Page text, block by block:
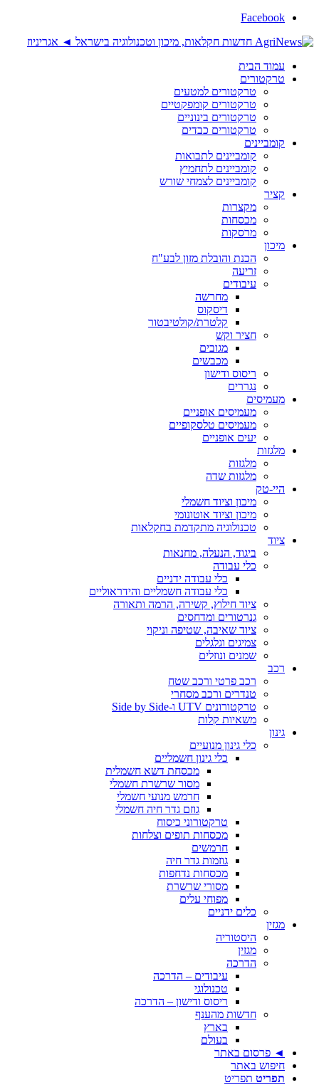
Facebook
עמוד הבית
טרקטורים
טרקטורים למטעים
טרקטורים קומפקטיים
טרקטורים בינוניים
טרקטורים כבדים
קומביינים
קומביינים לתבואות
קומביינים לתחמיץ
קומביינים לצמחי שורש
קציר
מקצרות
מכסחות
מרסקות
מיכון
הכנת והובלת מזון לבע"ח
זריעה
עיבודים
מחרשה
דיסקוס
קלטרת/קולטיבטור
חציר וקש
מגובים
מכבשים
ריסוס ודישון
נגררים
מעמיסים
מעמיסים אופניים
מעמיסים טלסקופיים
יעים אופניים
מלגזות
מלגזות
מלגזות שדה
היי-טק
מיכון וציוד חשמלי
מיכון וציוד אוטונומי
טכנולוגיה מתקדמת בחקלאות
ציוד
ביגוד, הנעלה, מחנאות
כלי עבודה
כלי עבודה ידניים
כלי עבודה חשמליים והידראוליים
ציוד חילוץ, קשירה, הרמה ותאורה
גנרטורים ומדחסים
ציוד שאיבה, שטיפה וניקוי
צמיגים וגלגלים
שמנים ונוזלים
רכב
רכב פרטי ורכב שטח
טנדרים ורכב מסחרי
טרקטורונים UTV ו-Side by Side
משאיות קלות
גינון
כלי גינון מנועיים
כלי גינון חשמליים
מכסחת דשא חשמלית
מסור שרשרת חשמלי
חרמש מנועי חשמלי
גוזם גדר חיה חשמלי
טרקטורוני כיסוח
מכסחות תופים וצלחות
חרמשים
גוזמות גדר חיה
מכסחות נדחפות
מסורי שרשרת
מפוחי עלים
כלים ידניים
מגזין
היסטוריה
מגזין
הדרכה
עיבודים – הדרכה
טכנולוגי
ריסוס ודישון – הדרכה
חדשות מהענף
בארץ
בעולם
◄ פרסום באתר
חיפוש באתר
תפריט תפריט